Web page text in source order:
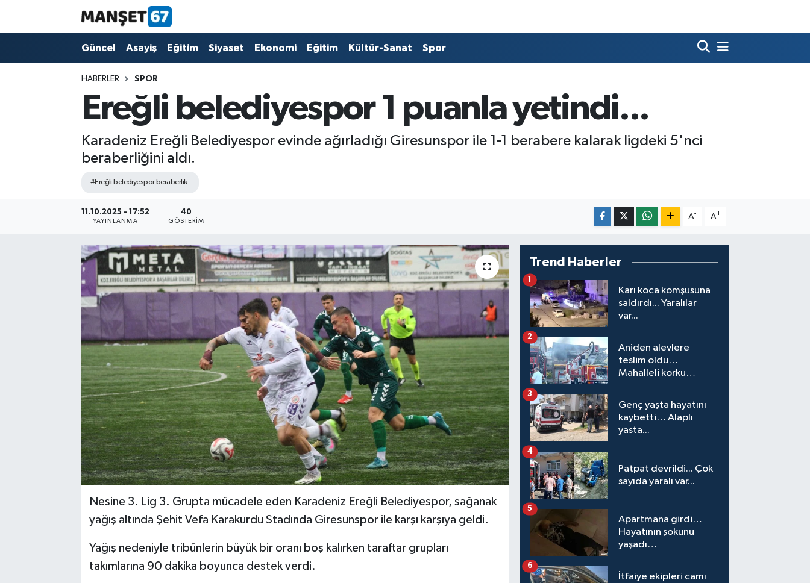
Güncel Asayiş Eğitim Siyaset Ekonomi Eğitim Kültür-Sanat Spor
HABERLER SPOR
Ereğli belediyespor 1 puanla yetindi...
Karadeniz Ereğli Belediyespor evinde ağırladığı Giresunspor ile 1-1 berabere kalarak ligdeki 5'nci
beraberliğini aldı.
#Ereğli belediyespor beraberlik
11.10.2025 - 17:52
YAYINLANMA
40
GÖSTERIM
A- A+
Nesine 3. Lig 3. Grupta mücadele eden Karadeniz Ereğli Belediyespor, sağanak
yağış altında Şehit Vefa Karakurdu Stadında Giresunspor ile karşı karşıya geldi.
Yağış nedeniyle tribünlerin büyük bir oranı boş kalırken taraftar grupları
takımlarına 90 dakika boyunca destek verdi.
Trend Haberler
Karı koca komşusuna
saldırdı... Yaralılar
var...
1
Aniden alevlere
teslim oldu…
Mahalleli korku
2
Genç yaşta hayatını
kaybetti… Alaplı
yasta...
3
Patpat devrildi... Çok
sayıda yaralı var...
4
Apartmana girdi…
Hayatının şokunu
yaşadı…
5
İtfaiye ekipleri camı
6